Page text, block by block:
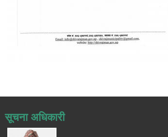
सूचना अधिकारी